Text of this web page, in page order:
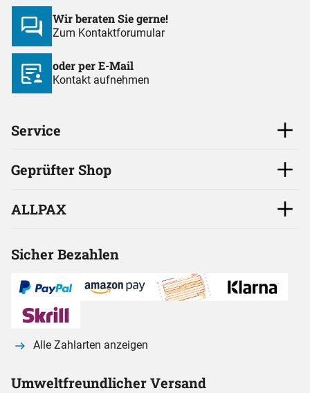
Wir beraten Sie gerne!
Zum Kontaktforumular
oder per E-Mail
Kontakt aufnehmen
Service
Geprüfter Shop
ALLPAX
Sicher Bezahlen
Alle Zahlarten anzeigen
Umweltfreundlicher Versand